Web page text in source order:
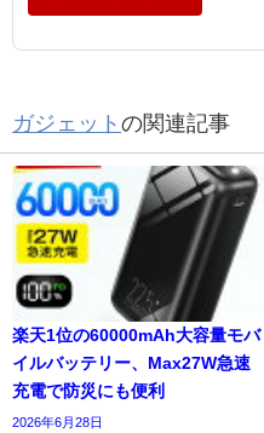
ガジェット の関連記事
楽天1位の60000mAh大容量モバ
イルバッテリー、Max27W急速
充電で防災にも便利
2026年6月28日